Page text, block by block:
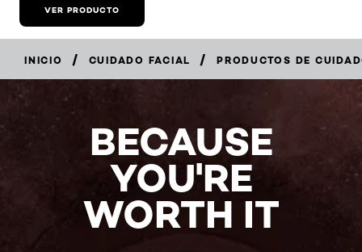
VER PRODUCTO
INICIO / CUIDADO FACIAL / PRODUCTOS DE
BECAUSE
YOU'RE
WORTH IT